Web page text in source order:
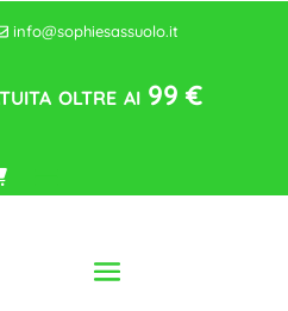
info@sophiesassuolo.it
oltre ai 99 €